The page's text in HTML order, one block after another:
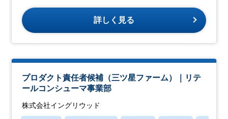
詳しく見る
プロダクト責任者候補（三ツ星ファーム）｜リテ
ールコンシューマ事業部
株式会社イングリウッド